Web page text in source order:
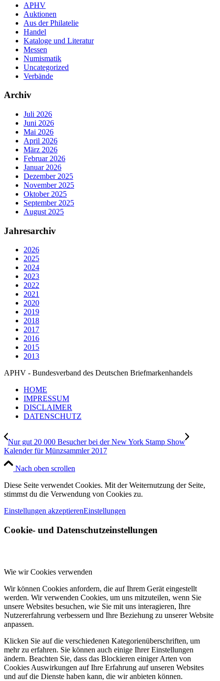
APHV
Auktionen
Aus der Philatelie
Handel
Kataloge und Literatur
Messen
Numismatik
Uncategorized
Verbände
Archiv
Juli 2026
Juni 2026
Mai 2026
April 2026
März 2026
Februar 2026
Januar 2026
Dezember 2025
November 2025
Oktober 2025
September 2025
August 2025
Jahresarchiv
2026
2025
2024
2023
2022
2021
2020
2019
2018
2017
2016
2015
2013
APHV - Bundesverband des Deutschen Briefmarkenhandels
HOME
IMPRESSUM
DISCLAIMER
DATENSCHUTZ
Nur gut 20 000 Besucher bei der New York Stamp Show
Kalender für Münzsammler 2017
Nach oben scrollen
Diese Seite verwendet Cookies. Mit der Weiternutzung der Seite,
stimmst du die Verwendung von Cookies zu.
Einstellungen akzeptierenEinstellungen
Cookie- und Datenschutzeinstellungen
Wie wir Cookies verwenden
Wir können Cookies anfordern, die auf Ihrem Gerät eingestellt
werden. Wir verwenden Cookies, um uns mitzuteilen, wenn Sie
unsere Websites besuchen, wie Sie mit uns interagieren, Ihre
Nutzererfahrung verbessern und Ihre Beziehung zu unserer Website
anpassen.
Klicken Sie auf die verschiedenen Kategorienüberschriften, um
mehr zu erfahren. Sie können auch einige Ihrer Einstellungen
ändern. Beachten Sie, dass das Blockieren einiger Arten von
Cookies Auswirkungen auf Ihre Erfahrung auf unseren Websites
und auf die Dienste haben kann, die wir anbieten können.